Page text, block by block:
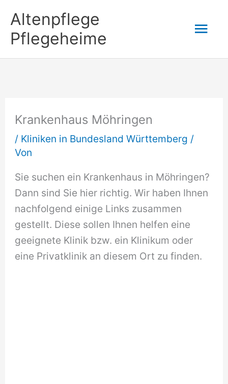
Inhalt
springen
Altenpflege
Pflegeheime
Krankenhaus Möhringen
/ Kliniken in Bundesland Württemberg /
Von
Sie suchen ein Krankenhaus in Möhringen?
Dann sind Sie hier richtig. Wir haben Ihnen
nachfolgend einige Links zusammen
gestellt. Diese sollen Ihnen helfen eine
geeignete Klinik bzw. ein Klinikum oder
eine Privatklinik an diesem Ort zu finden.